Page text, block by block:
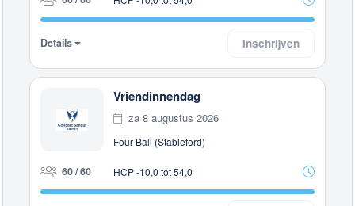
Details Inschrijven
Vriendinnendag
za 8 augustus 2026
Four Ball (Stableford)
60 / 60 HCP -10,0 tot 54,0